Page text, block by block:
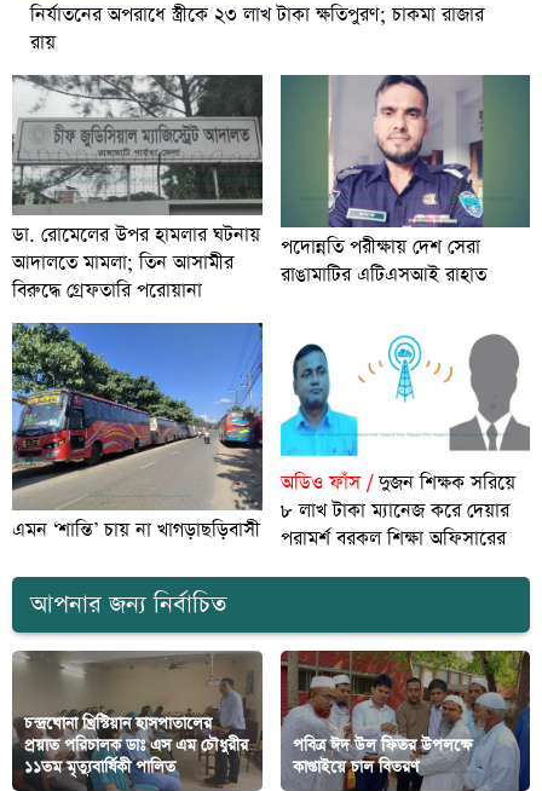
নির্যাতনের অপরাধে স্ত্রীকে ২৩ লাখ টাকা ক্ষতিপুরণ; চাকমা রাজার
রায়
ডা. রোমেলের উপর হামলার ঘটনায়
আদালতে মামলা; তিন আসামীর
বিরুদ্ধে গ্রেফতারি পরোয়ানা
পদোন্নতি পরীক্ষায় দেশ সেরা
রাঙামাটির এটিএসআই রাহাত
এমন ‘শান্তি’ চায় না খাগড়াছড়িবাসী
অডিও ফাঁস /দুজন শিক্ষক সরিয়ে
৮ লাখ টাকা ম্যানেজ করে দেয়ার
পরামর্শ বরকল শিক্ষা অফিসারের
আপনার জন্য নির্বাচিত
চন্দ্রঘোনা খ্রিস্টিয়ান হাসপাতালের
প্রয়াত পরিচালক ডাঃ এস এম চৌধুরীর
১১তম মৃত্যুবার্ষিকী পালিত
পবিত্র ঈদ উল ফিতর উপলক্ষে
কাপ্তাইয়ে চাল বিতরণ